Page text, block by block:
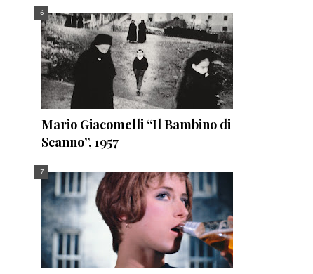
Mario Giacomelli “Il Bambino di
Scanno”, 1957